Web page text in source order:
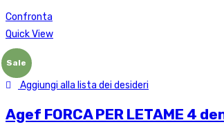
Confronta
Quick View
Sale
Aggiungi alla lista dei desideri
Agef FORCA PER LETAME 4